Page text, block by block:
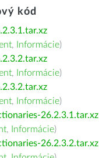
kód
, Informácie)
, Informácie)
, Informácie)
26.2.3.1.tar.xz
, Informácie)
26.2.3.2.tar.xz